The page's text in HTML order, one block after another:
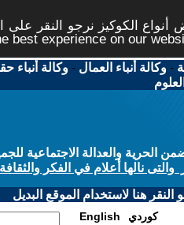
الكوكيز نرجو النقر
best experience on our
-وكالة أنباء العمال -وكالة أنباء
والعدالة الاجتماعية
نالها أعلام في الفكر والثقافة
هنا لاستخدام الموقع البديل
English كوردي